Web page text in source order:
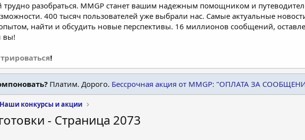
разобраться. MMGP станет вашим надежным помощником и
400 тысяч пользователей уже выбрали нас. Самые актуальные
найти и обсудить новые перспективы. 16 миллионов сообщений,
вы!
!
Платим. Дорого. Бессрочная акция от MMGP: "ОПЛАТА ЗА
Наши конкурсы и акции
- Страница 2073